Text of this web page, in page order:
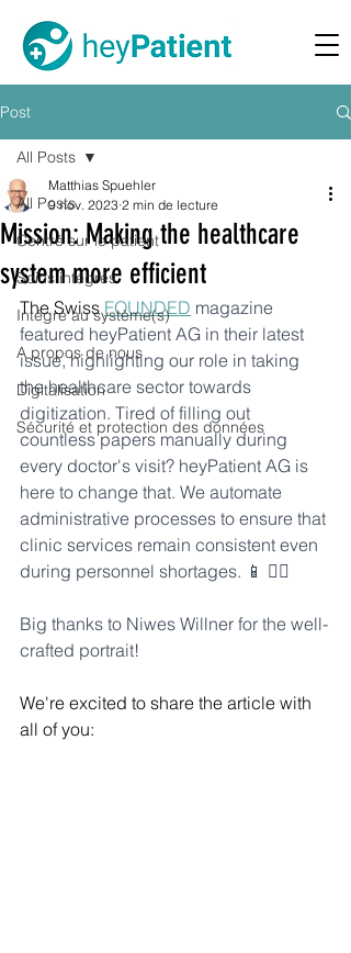
Post
All Posts
Centré sur le patient
Soins intégrés
Intégré au système(s)
A propos de nous
Digitalisation
Sécurité et protection des données
All Posts
Mission: Making the healthcare
system more efficient
Matthias Spuehler
9 nov. 2023 2 min de lecture
The Swiss FOUNDED magazine
featured heyPatient AG in their latest
issue, highlighting our role in taking
the healthcare sector towards
digitization. Tired of filling out
countless papers manually during
every doctor's visit? heyPatient AG is
here to change that. We automate
administrative processes to ensure that
clinic services remain consistent even
during personnel shortages. 📱 👩‍⚕️
Big thanks to Niwes Willner for the well-
crafted portrait!
We're excited to share the article with
all of you: